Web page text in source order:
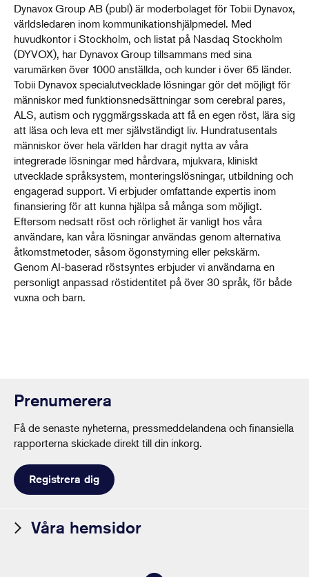
Dynavox Group AB (publ) är moderbolaget för Tobii Dynavox,
världsledaren inom kommunikationshjälpmedel. Med
huvudkontor i Stockholm, och listat på Nasdaq Stockholm
(DYVOX), har Dynavox Group tillsammans med sina
varumärken över 1000 anställda, och kunder i över 65 länder.
Tobii Dynavox specialutvecklade lösningar gör det möjligt för
människor med funktionsnedsättningar som cerebral pares,
ALS, autism och ryggmärgsskada att få en egen röst, lära sig
att läsa och leva ett mer självständigt liv. Hundratusentals
människor över hela världen har dragit nytta av våra
integrerade lösningar med hårdvara, mjukvara, kliniskt
utvecklade språksystem, monteringslösningar, utbildning och
engagerad support. Vi erbjuder omfattande expertis inom
finansiering för att kunna hjälpa så många som möjligt.
Eftersom nedsatt röst och rörlighet är vanligt hos våra
användare, kan våra lösningar användas genom alternativa
åtkomstmetoder, såsom ögonstyrning eller pekskärm.
Genom AI-baserad röstsyntes erbjuder vi användarna en
personligt anpassad röstidentitet på över 30 språk, för både
vuxna och barn.
Prenumerera
Få de senaste nyheterna, pressmeddelandena och finansiella
rapporterna skickade direkt till din inkorg.
Registrera dig
Våra hemsidor